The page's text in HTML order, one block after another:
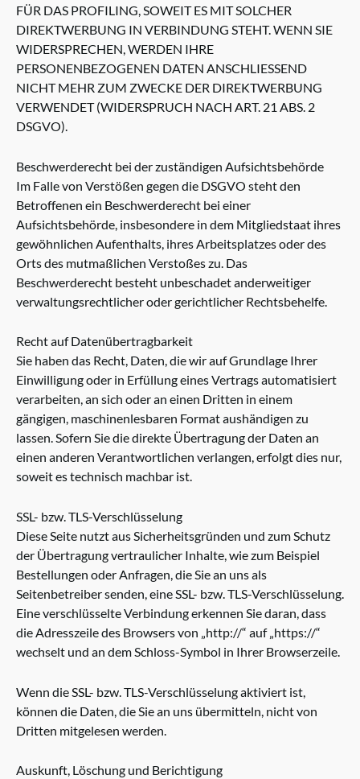
FÜR DAS PROFILING, SOWEIT ES MIT SOLCHER
DIREKTWERBUNG IN VERBINDUNG STEHT. WENN SIE
WIDERSPRECHEN, WERDEN IHRE
PERSONENBEZOGENEN DATEN ANSCHLIESSEND
NICHT MEHR ZUM ZWECKE DER DIREKTWERBUNG
VERWENDET (WIDERSPRUCH NACH ART. 21 ABS. 2
DSGVO).
Beschwerderecht bei der zuständigen Aufsichtsbehörde
Im Falle von Verstößen gegen die DSGVO steht den
Betroffenen ein Beschwerderecht bei einer
Aufsichtsbehörde, insbesondere in dem Mitgliedstaat ihres
gewöhnlichen Aufenthalts, ihres Arbeitsplatzes oder des
Orts des mutmaßlichen Verstoßes zu. Das
Beschwerderecht besteht unbeschadet anderweitiger
verwaltungsrechtlicher oder gerichtlicher Rechtsbehelfe.
Recht auf Datenübertragbarkeit
Sie haben das Recht, Daten, die wir auf Grundlage Ihrer
Einwilligung oder in Erfüllung eines Vertrags automatisiert
verarbeiten, an sich oder an einen Dritten in einem
gängigen, maschinenlesbaren Format aushändigen zu
lassen. Sofern Sie die direkte Übertragung der Daten an
einen anderen Verantwortlichen verlangen, erfolgt dies nur,
soweit es technisch machbar ist.
SSL- bzw. TLS-Verschlüsselung
Diese Seite nutzt aus Sicherheitsgründen und zum Schutz
der Übertragung vertraulicher Inhalte, wie zum Beispiel
Bestellungen oder Anfragen, die Sie an uns als
Seitenbetreiber senden, eine SSL- bzw. TLS-Verschlüsselung.
Eine verschlüsselte Verbindung erkennen Sie daran, dass
die Adresszeile des Browsers von „http://“ auf „https://“
wechselt und an dem Schloss-Symbol in Ihrer Browserzeile.
Wenn die SSL- bzw. TLS-Verschlüsselung aktiviert ist,
können die Daten, die Sie an uns übermitteln, nicht von
Dritten mitgelesen werden.
Auskunft, Löschung und Berichtigung